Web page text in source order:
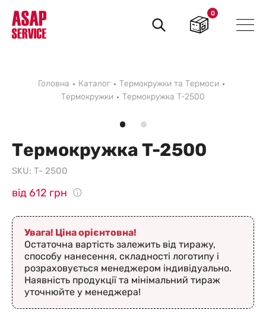
Пошук
товарів
0
Головна Каталог
Термокружки та Термоси
Термокружки
Термокружка T-2500
Термокружка T-2500
SKU: T- 2500
від 612 грн
Увага! Ціна орієнтовна!
Остаточна вартість залежить від тиражу,
способу нанесення, складності логотипу і
розраховується менеджером індивідуально.
Наявність продукції та мінімальний тираж
уточнюйте у менеджера!